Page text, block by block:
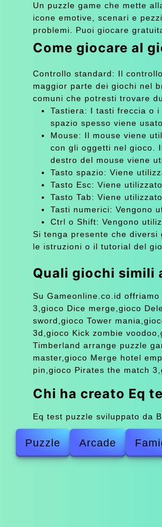
Un puzzle game che mette
icone emotive, scenari e
problemi. Puoi giocare
Come giocare al
Controllo standard: Il
maggior parte dei giochi nel
comuni che potresti trovare
Tastiera: I tasti freccia o i
spazio spesso viene
Mouse: Il mouse viene
con gli oggetti nel gioco.
destro del mouse viene
Tasto spazio: Viene
Tasto Esc: Viene
Tasto Tab: Viene
Tasti numerici: Vengono
Ctrl o Shift: Vengono
Si tenga presente che
le istruzioni o il tutorial del
Quali giochi simili
Su Gameonline.co.id
3,gioco Dice merge,gioco
sword,gioco Tower
3d,gioco Kick zombie
Timberland arrange puzzle
master,gioco Merge hotel
pin,gioco Pirates the match
Chi ha creato Eq
Eq test puzzle sviluppato da
Puzzle Arcade